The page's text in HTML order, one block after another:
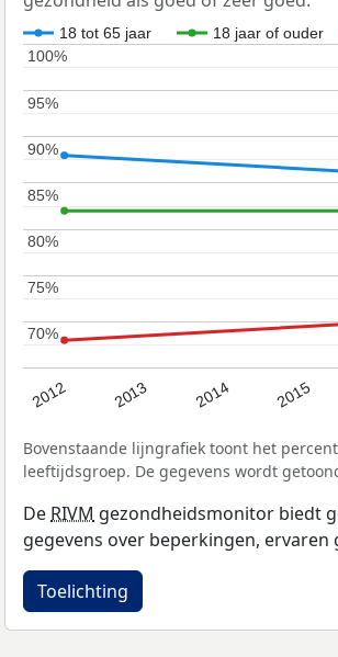
18 tot 65 jaar 18 jaar of ouder
2012 2013 2014 2015
70%
70%
75%
75%
80%
80%
85%
85%
90%
90%
95%
95%
100%
100%
Bovenstaande lijngrafiek toont het
leeftijdsgroep. De gegevens wordt
De RIVM gezondheidsmonitor biedt
gegevens over beperkingen,
Toelichting